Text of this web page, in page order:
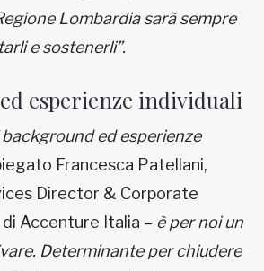
Lombardia sarà sempre
e sostenerli”.
esperienze individuali
ed esperienze
Francesca Patellani,
Director & Corporate
Accenture Italia – è per noi un
Determinante per chiudere